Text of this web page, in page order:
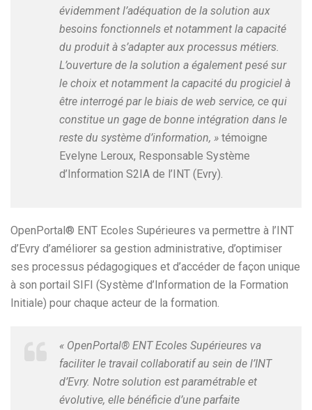
évidemment l’adéquation de la solution aux
besoins fonctionnels et notamment la capacité
du produit à s’adapter aux processus métiers.
L’ouverture de la solution a également pesé sur
le choix et notamment la capacité du progiciel à
être interrogé par le biais de web service, ce qui
constitue un gage de bonne intégration dans le
reste du système d’information, » témoigne
Evelyne Leroux, Responsable Système
d’Information S2IA de l’INT (Evry).
OpenPortal® ENT Ecoles Supérieures va permettre à l’INT
d’Evry d’améliorer sa gestion administrative, d’optimiser
ses processus pédagogiques et d’accéder de façon unique
à son portail SIFI (Système d’Information de la Formation
Initiale) pour chaque acteur de la formation.
« OpenPortal® ENT Ecoles Supérieures va
faciliter le travail collaboratif au sein de l’INT
d’Evry. Notre solution est paramétrable et
évolutive, elle bénéficie d’une parfaite